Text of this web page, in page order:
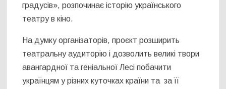
градусів», розпочинає історію українського
театру в кіно.
На думку організаторів, проєкт розширить
театральну аудиторію і дозволить великі твори
авангардної та геніальної Лесі побачити
українцям у різних куточках країни та за її